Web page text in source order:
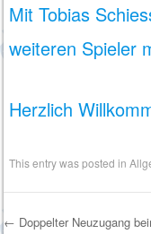
Mit Tobias
weiteren Spieler
Herzlich
This entry was posted in
← Doppelter Neuzugang